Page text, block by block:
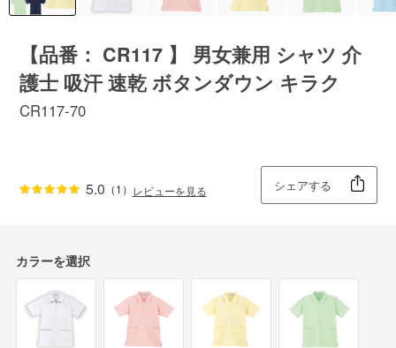
【品番： CR117 】 男女兼用 シャツ 介
護士 吸汗 速乾 ボタンダウン キラク
CR117-70
5.0 （1） レビューを見る シェアする
カラーを選択